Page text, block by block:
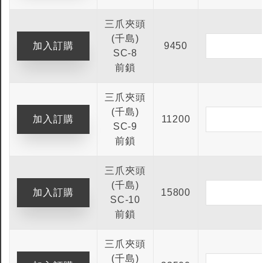
三爪夾頭
(千島)
SC-8
前鎖
9450
三爪夾頭
(千島)
SC-9
前鎖
11200
三爪夾頭
(千島)
SC-10
前鎖
15800
三爪夾頭
(千島)